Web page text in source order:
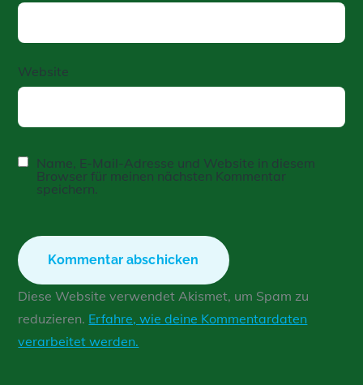
Website
Name, E-Mail-Adresse und Website in diesem
Browser für meinen nächsten Kommentar
speichern.
Diese Website verwendet Akismet, um Spam zu
reduzieren. Erfahre, wie deine Kommentardaten
verarbeitet werden.